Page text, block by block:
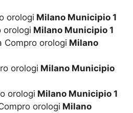
orologi Milano Municipio 1
orologi Milano Municipio 1
Compro orologi Milano
orologi Milano Municipio
orologi Milano Municipio 1
orologi Milano